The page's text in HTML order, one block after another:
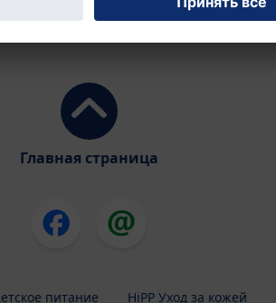
Главная страница
питание HiPP Уход за кожей